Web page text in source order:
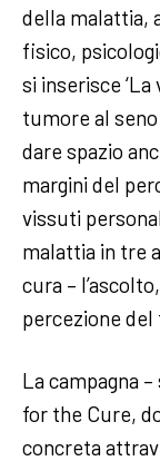
della malattia,
fisico,
si inserisce
tumore al
dare spazio
margini del
vissuti
malattia in tre
cura –
percezione del
La campagna
for the Cure,
concreta